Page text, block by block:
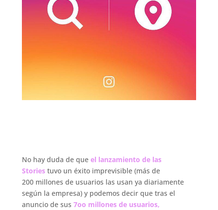
No hay duda de que el lanzamiento de las
Storiestuvo un éxito imprevisible (más de
200 millones de usuarios las usan ya diariamente
según la empresa) y podemos decir que tras el
anuncio de sus 7oo millones de usuarios,